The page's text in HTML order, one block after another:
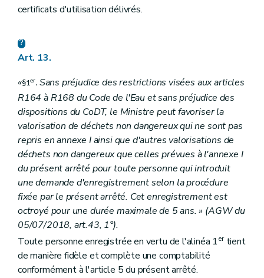
certificats d'utilisation délivrés.
Art. 13.
«§1er. Sans préjudice des restrictions visées aux articles
R164 à R168 du Code de l'Eau et sans préjudice des
dispositions du CoDT, le Ministre peut favoriser la
valorisation de déchets non dangereux qui ne sont pas
repris en annexe I ainsi que d'autres valorisations de
déchets non dangereux que celles prévues à l'annexe I
du présent arrêté pour toute personne qui introduit
une demande d'enregistrement selon la procédure
fixée par le présent arrêté. Cet enregistrement est
octroyé pour une durée maximale de 5 ans. » (AGW du
05/07/2018, art.43, 1°).
Toute personne enregistrée en vertu de l'alinéa 1ertient
de manière fidèle et complète une comptabilité
conformément à l'article 5 du présent arrêté.